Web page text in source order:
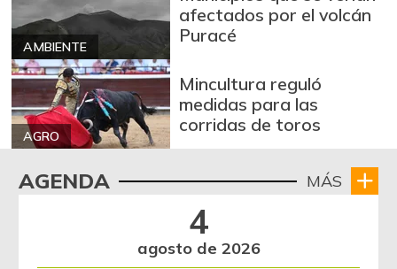
AMBIENTE
afectados por el volcán
Puracé
AGRO
Mincultura reguló
medidas para las
corridas de toros
AGENDA MÁS
4
agosto de 2026